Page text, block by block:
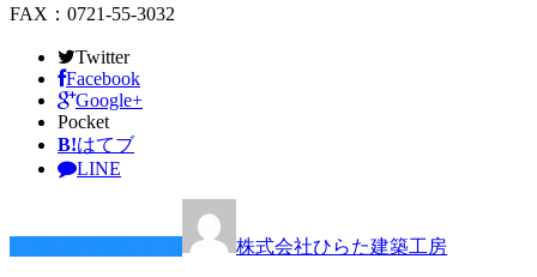
FAX：0721-55-3032
Twitter
Facebook
Google+
Pocket
B!はてブ
LINE
株式会社ひらた建築工房